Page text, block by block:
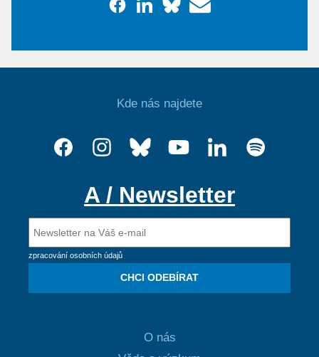
Kde nás najdete
A / Newsletter
zpracování osobních údajů
CHCI ODEBÍRAT
O nás